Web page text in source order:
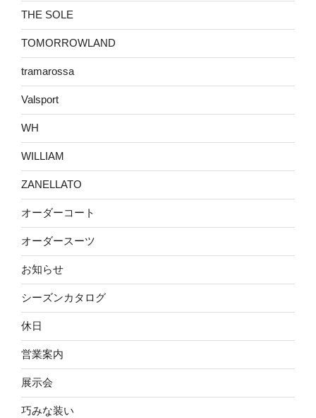
THE SOLE
TOMORROWLAND
tramarossa
Valsport
WH
WILLIAM
ZANELLATO
オーダーコート
オーダースーツ
お知らせ
シーズンカタログ
休日
営業案内
展示会
巧みな装い